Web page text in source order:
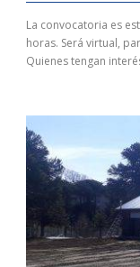
La convocatoria es
horas. Será virtual,
Quienes tengan